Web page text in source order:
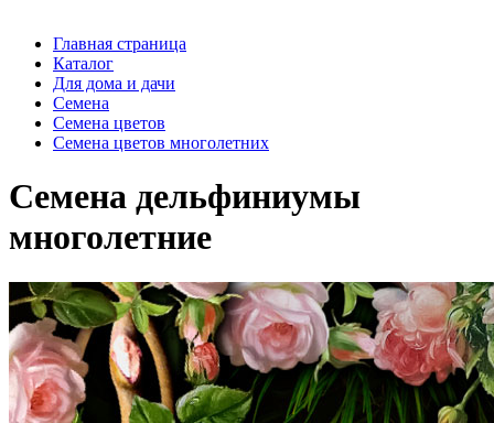
Главная страница
Каталог
Для дома и дачи
Семена
Семена цветов
Семена цветов многолетних
Семена дельфиниумы
многолетние